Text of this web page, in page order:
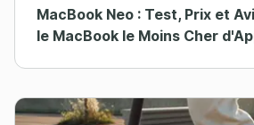
MacBook Neo : Test, Prix et
le MacBook le Moins Cher